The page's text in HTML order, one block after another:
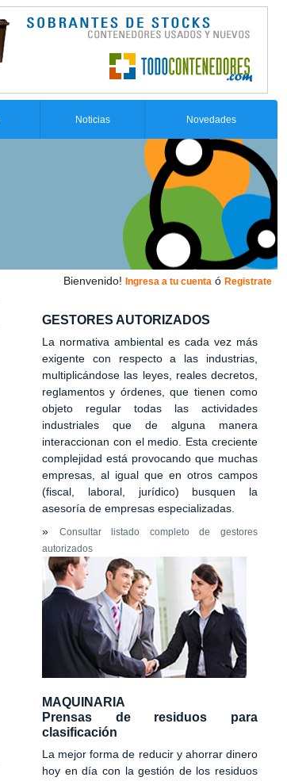
Noticias Novedades
Bienvenido! Ingresa a tu cuenta ó Registrate
GESTORES AUTORIZADOS
La normativa ambiental es cada vez más
exigente con respecto a las industrias,
multiplicándose las leyes, reales decretos,
reglamentos y órdenes, que tienen como
objeto regular todas las actividades
industriales que de alguna manera
interaccionan con el medio. Esta creciente
complejidad está provocando que muchas
empresas, al igual que en otros campos
(fiscal, laboral, jurídico) busquen la
asesoría de empresas especializadas.
» Consultar listado completo de gestores
autorizados
MAQUINARIA
Prensas de residuos para
clasificación
La mejor forma de reducir y ahorrar dinero
hoy en día con la gestión de los residuos